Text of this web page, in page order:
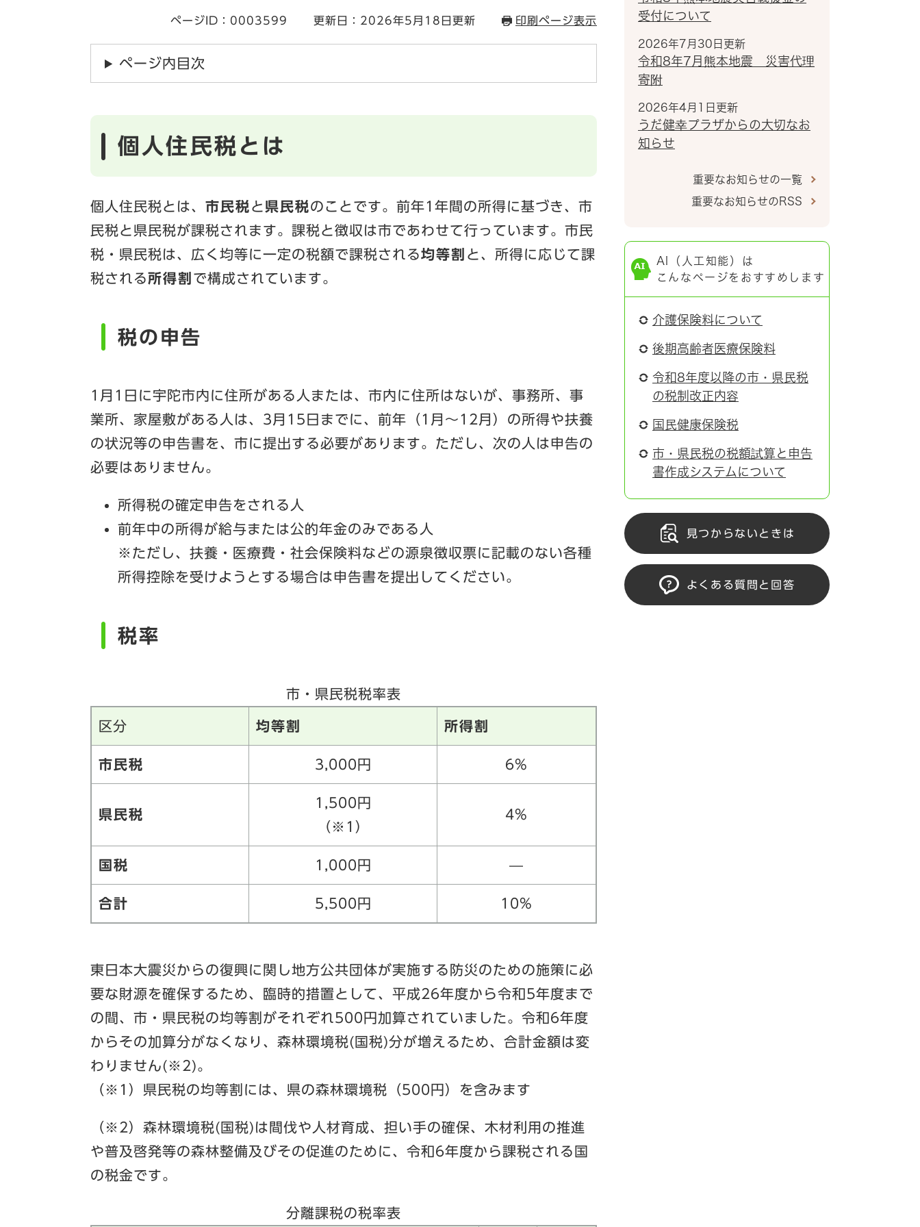
ページID：0003599 更新日：2026年5月18日更新 印刷ページ表示
ページ内目次
個人住民税とは
個人住民税とは、 市民税 と 県民税のことです。前年1年間の所得に基づき、市
民税と県民税が課税されます。課税と徴収は市であわせて行っています。市民
税・県民税は、広く均等に一定の税額で課税される均等割 と、所得に応じて課
税される所得割 で構成されています。
税の申告
1月1日に宇陀市内に住所がある人または、市内に住所はないが、事務所、事
業所、家屋敷がある人は、3月15日までに、前年（1月～12月）の所得や扶養
の状況等の申告書を、市に提出する必要があります。ただし、次の人は申告の
必要はありません。
所得税の確定申告をされる人
前年中の所得が給与または公的年金のみである人
※ただし、扶養・医療費・社会保険料などの源泉徴収票に記載のない各種
所得控除を受けようとする場合は申告書を提出してください。
税率
市・県民税税率表
区分 均等割 所得割
市民税 3,000円 6%
県民税
1,500円
（※1）
4%
国税 1,000円 —
合計 5,500円 10%
東日本大震災からの復興に関し地方公共団体が実施する防災のための施策に必
要な財源を確保するため、臨時的措置として、平成26年度から令和5年度まで
の間、市・県民税の均等割がそれぞれ500円加算されていました。令和6年度
からその加算分がなくなり、森林環境税(国税)分が増えるため、合計金額は変
わりません(※2)。
（※1）県民税の均等割には、県の森林環境税（500円）を含みます
（※2）森林環境税(国税)は間伐や人材育成、担い手の確保、木材利用の推進
や普及啓発等の森林整備及びその促進のために、令和6年度から課税される国
の税金です。
分離課税の税率表
受付について
2026年7月30日更新
令和8年7月熊本地震 災害代理
寄附
2026年4月1日更新
うだ健幸プラザからの大切なお
知らせ
重要なお知らせの一覧
重要なお知らせのRSS
AI（人工知能）は
こんなページをおすすめします
介護保険料について
後期高齢者医療保険料
令和8年度以降の市・県民税
の税制改正内容
国民健康保険税
市・県民税の税額試算と申告
書作成システムについて
見つからないときは
よくある質問と回答